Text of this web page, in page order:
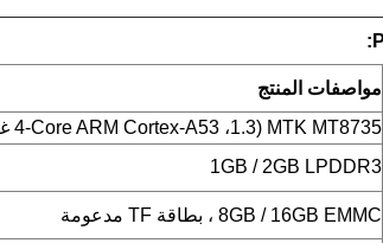
مواصفات المنتج
MTK MT8735 (4-Core ARM Cortex-A53 ،1.3 غيغاهرتز)
1GB / 2GB LPDDR3
8GB / 16GB EMMC ، بطاقة TF مدعومة